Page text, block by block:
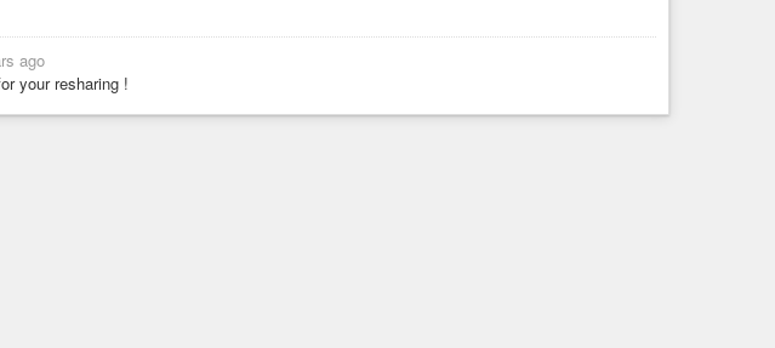
ago
your resharing !